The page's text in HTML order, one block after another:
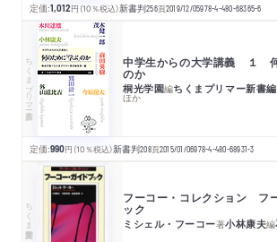
定価:1,012円 （10％税込）新書判256頁2019/12/05978-4-480-68365-6
ちくまプリマー新書 中学生からの大学講義 １ 何
のか
桐光学園編ちくまプリマー新書
ほか
定価:990円 （10％税込）新書判208頁2015/01/06978-4-480-68931-3
ちくま学芸文庫 フーコー・コレクション フ
ック
ミシェル・フーコー著小林康夫編